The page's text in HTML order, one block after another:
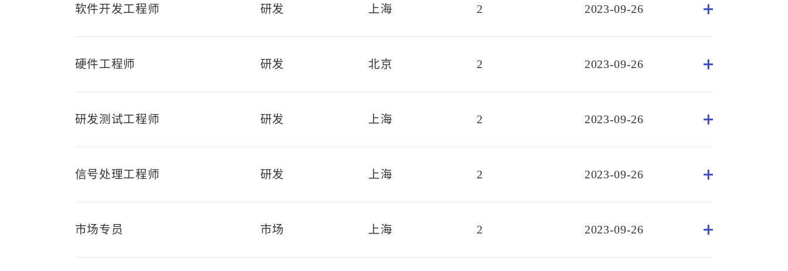
软件开发工程师 研发 上海 2 2023-09-26
硬件工程师 研发 北京 2 2023-09-26
研发测试工程师 研发 上海 2 2023-09-26
信号处理工程师 研发 上海 2 2023-09-26
市场专员 市场 上海 2 2023-09-26